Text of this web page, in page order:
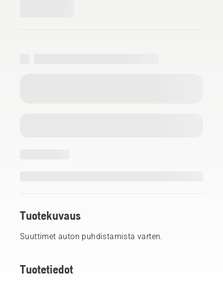
Tuotekuvaus
Suuttimet auton puhdistamista varten.
Tuotetiedot